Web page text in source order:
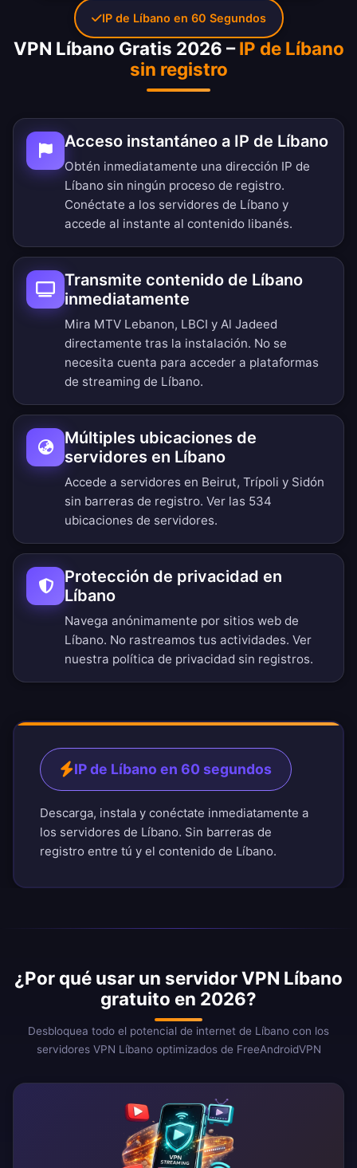
VPN Líbano Gratis 2026 –IP de Líbano
sin registro
Acceso instantáneo a IP de Líbano
Obtén inmediatamente una dirección IP de
Líbano sin ningún proceso de registro.
Conéctate a los servidores de Líbano y
accede al instante al contenido libanés.
Transmite contenido de Líbano
inmediatamente
Mira MTV Lebanon, LBCI y Al Jadeed
directamente tras la instalación. No se
necesita cuenta para acceder a plataformas
de streaming de Líbano.
Múltiples ubicaciones de
servidores en Líbano
Accede a servidores en Beirut, Trípoli y Sidón
sin barreras de registro. Ver las 534
ubicaciones de servidores.
Protección de privacidad en
Líbano
Navega anónimamente por sitios web de
Líbano. No rastreamos tus actividades. Ver
nuestra política de privacidad sin registros.
IP de Líbano en 60 segundos
Descarga, instala y conéctate inmediatamente a
los servidores de Líbano. Sin barreras de
registro entre tú y el contenido de Líbano.
IP de Líbano en 60 Segundos
¿Por qué usar un servidor VPN Líbano
gratuito en 2026?
Desbloquea todo el potencial de internet de Líbano con los
servidores VPN Líbano optimizados de FreeAndroidVPN